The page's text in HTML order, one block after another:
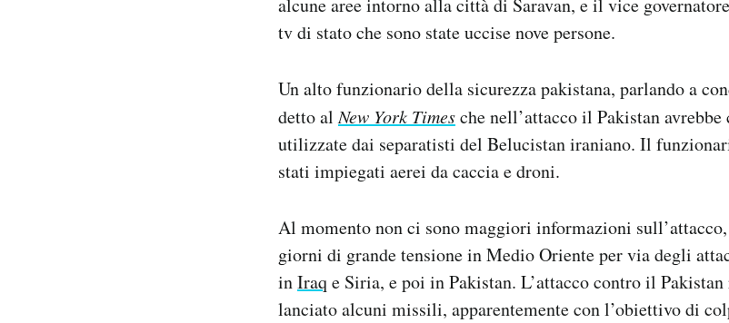
alcune aree intorno alla città di Saravan, e il vice
tv di stato che sono state uccise nove persone.
Un alto funzionario della sicurezza pakistana, parlando a
detto alNew York Timesche nell’attacco il Pakistan
utilizzate dai separatisti del Belucistan iraniano. Il
stati impiegati aerei da caccia e droni.
Al momento non ci sono maggiori informazioni
giorni di grande tensione in Medio Oriente per via degli
inIraq e Siria, e poi in Pakistan. L’attacco contro il
lanciato alcuni missili, apparentemente con l’obiettivo di